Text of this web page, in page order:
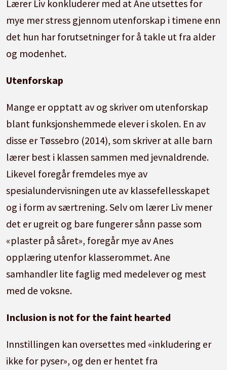
Lærer Liv konkluderer med at Ane utsettes for
mye mer stress gjennom utenforskap i timene enn
det hun har forutsetninger for å takle ut fra alder
og modenhet.
Utenforskap
Mange er opptatt av og skriver om utenforskap
blant funksjonshemmede elever i skolen. En av
disse er Tøssebro (2014), som skriver at alle barn
lærer best i klassen sammen med jevnaldrende.
Likevel foregår fremdeles mye av
spesialundervisningen ute av klassefellesskapet
og i form av særtrening.Selv om lærer Liv mener
det er ugreit og bare fungerer sånn passe som
«plaster på såret», foregår mye av Anes
opplæring utenfor klasserommet.Ane
samhandler lite faglig med medelever og mest
med de voksne.
Inclusion is not for the faint hearted
Innstillingen kan oversettes med «inkludering er
ikke for pyser», og den er hentet fra